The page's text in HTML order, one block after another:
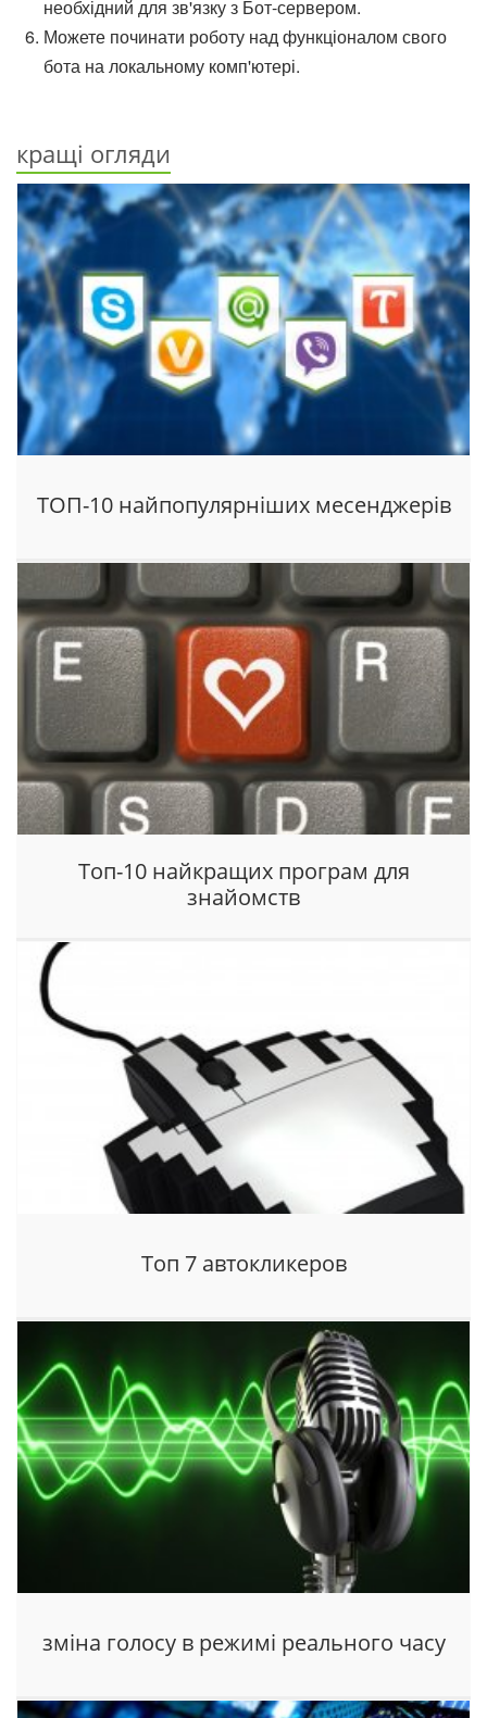
необхідний для зв'язку з Бот-сервером.
Можете починати роботу над функціоналом свого
бота на локальному комп'ютері.
кращі огляди
ТОП-10 найпопулярніших месенджерів
Топ-10 найкращих програм для
знайомств
Топ 7 автокликеров
зміна голосу в режимі реального часу